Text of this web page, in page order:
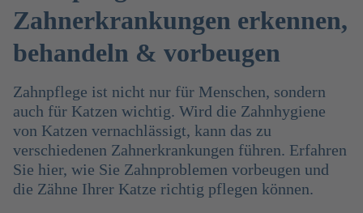
Zahnerkrankungen erkennen,
behandeln & vorbeugen
Zahnpflege ist nicht nur für Menschen, sondern
auch für Katzen wichtig. Wird die Zahnhygiene
von Katzen vernachlässigt, kann das zu
verschiedenen Zahnerkrankungen führen. Erfahren
Sie hier, wie Sie Zahnproblemen vorbeugen und
die Zähne Ihrer Katze richtig pflegen können.